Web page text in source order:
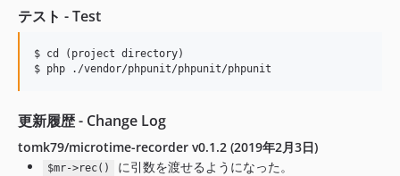
テスト - Test
$ cd (project directory)
更新履歴 - Change Log
tomk79/microtime-recorder v0.1.2 (2019年2月3日)
$mr->rec()
に引数を渡せるようになった。